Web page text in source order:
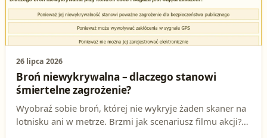
26 lipca 2026
Broń niewykrywalna – dlaczego stanowi
śmiertelne zagrożenie?
Wyobraź sobie broń, której nie wykryje żaden skaner na
lotnisku ani w metrze. Brzmi jak scenariusz filmu akcji?